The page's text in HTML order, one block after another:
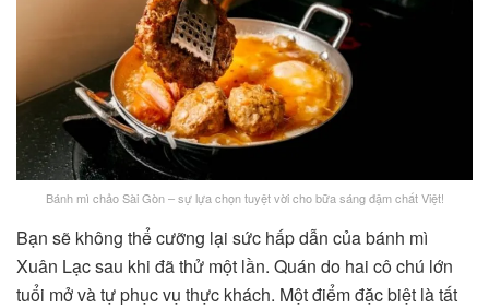
Bánh mì chảo Sài Gòn – sự lựa chọn tuyệt vời cho bữa sáng đậm chất Việt!
Bạn sẽ không thể cưỡng lại sức hấp dẫn của bánh mì
Xuân Lạc sau khi đã thử một lần. Quán do hai cô chú lớn
tuổi mở và tự phục vụ thực khách. Một điểm đặc biệt là tất